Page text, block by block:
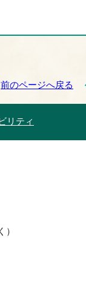
前のページへ戻る
リティ